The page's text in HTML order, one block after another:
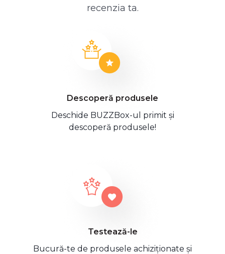
recenzia ta.
Descoperă produsele
Deschide BUZZBox-ul primit și
descoperă produsele!
Testează-le
Bucură-te de produsele achiziționate și